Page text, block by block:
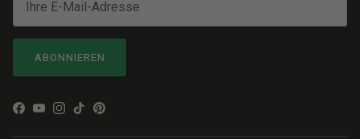
ABONNIEREN
Facebook
YouTubeInstagram
TikTokPinterest